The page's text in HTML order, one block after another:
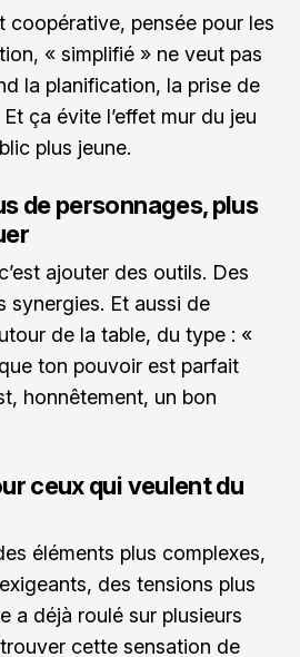
coopérative, pensée pour les
« simplifié » ne veut pas
la planification, la prise de
ça évite l’effet mur du jeu
plus jeune.
de personnages, plus
ajouter des outils. Des
synergies. Et aussi de
de la table, du type : «
ton pouvoir est parfait
honnêtement, un bon
ceux qui veulent du
éléments plus complexes,
des tensions plus
a déjà roulé sur plusieurs
cette sensation de